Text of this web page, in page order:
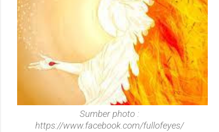
Sumber photo :
https://www.facebook.com/fullofeyes/